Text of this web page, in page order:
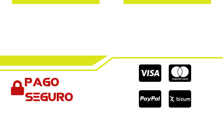
Pago
seguro
Cc-
visa
Cc-
Cc-
paypal